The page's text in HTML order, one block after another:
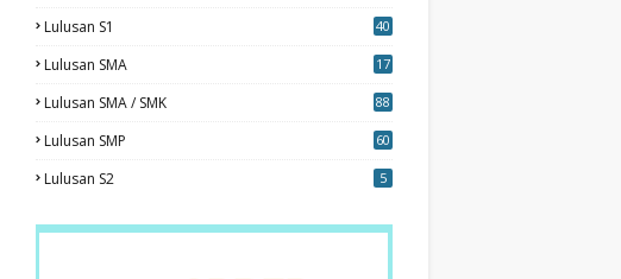
Lulusan S1
40
Lulusan SMA 17
Lulusan SMA / SMK
88
Lulusan SMP 60
Lulusan S2 5